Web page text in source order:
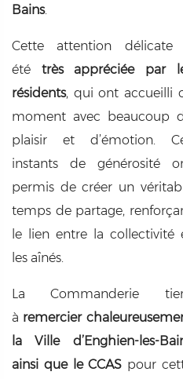
Bains.
Cette attention délicate
été très appréciée par
résidents, qui ont accueilli
moment avec beaucoup
plaisir et d’émotion.
instants de générosité
permis de créer un
temps de partage,
le lien entre la collectivité
les aînés.
La Commanderie
à remercier
la Ville d’Enghien-les-
ainsi que le CCAS pour